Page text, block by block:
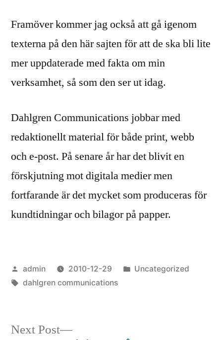
Framöver kommer jag också att gå igenom
texterna på den här sajten för att de ska bli lite
mer uppdaterade med fakta om min
verksamhet, så som den ser ut idag.
Dahlgren Communications jobbar med
redaktionellt material för både print, webb
och e-post. På senare år har det blivit en
förskjutning mot digitala medier men
fortfarande är det mycket som produceras för
kundtidningar och bilagor på papper.
Posted
by
admin 2010-12-29
Posted
Uncategorized
Tags:
dahlgren communications
Next Post
Next